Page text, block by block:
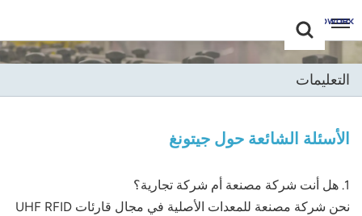
+86 -18681515767
English
Français
Русский
التعليمات
الأسئلة الشائعة حول جيتونغ
1. هل أنت شركة مصنعة أم شركة تجارية؟
نحن شركة مصنعة للمعدات الأصلية في مجال قارئات UHF RFID